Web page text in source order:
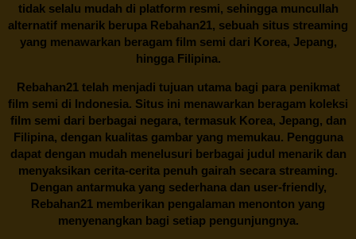
tidak selalu mudah di platform resmi, sehingga muncullah
alternatif menarik berupa Rebahan21, sebuah situs streaming
yang menawarkan beragam film semi dari Korea, Jepang,
hingga Filipina.
Rebahan21telah menjadi tujuan utama bagi para penikmat
film semi di Indonesia. Situs ini menawarkan beragam koleksi
film semi dari berbagai negara, termasuk Korea, Jepang, dan
Filipina, dengan kualitas gambar yang memukau. Pengguna
dapat dengan mudah menelusuri berbagai judul menarik dan
menyaksikan cerita-cerita penuh gairah secara streaming.
Dengan antarmuka yang sederhana dan user-friendly,
Rebahan21 memberikan pengalaman menonton yang
menyenangkan bagi setiap pengunjungnya.